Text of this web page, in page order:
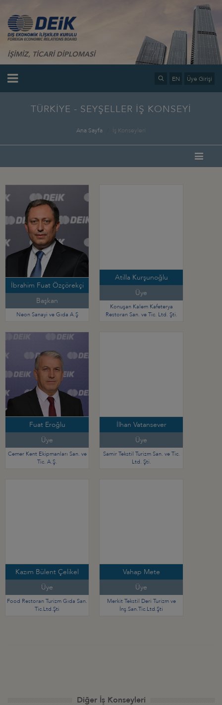
İŞİMİZ, TİCARİ DİPLOMASİ
EN Üye Girişi
TÜRKİYE - SEYŞELLER İŞ KONSEYİ
Ana Sayfa İş Konseyleri
İbrahim Fuat Özçörekçi
Başkan
Neon Sanayi ve Gıda A.Ş
Atilla Kurşunoğlu
Üye
Konuşan Kalem Kafeterya
Restoran San. ve Tic. Ltd. Şti.
Fuat Eroğlu
Üye
Cemer Kent Ekipmanları San. ve
Tic. A.Ş.
İlhan Vatansever
Üye
Samir Tekstil Turizm San. ve Tic.
Ltd. Şti.
Kazım Bülent Çelikel
Üye
Food Restoran Turizm Gıda San.
Tic.Ltd.Şti
Vahap Mete
Üye
Merkit Tekstil Deri Turizm ve
İnş.San.Tic.Ltd.Şti
Diğer İş Konseyleri